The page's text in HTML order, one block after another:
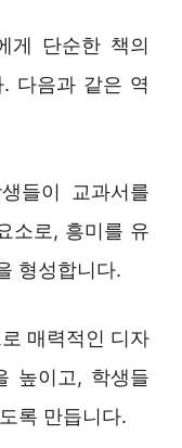
게 단순한 책의
다음과 같은 역
들이 교과서를
소로, 흥미를 유
형성합니다.
매력적인 디자
높이고, 학생들
록 만듭니다.